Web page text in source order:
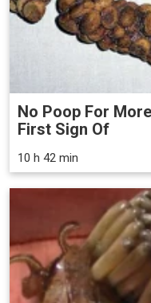
No Poop For
First Sign Of
10 h 42 min